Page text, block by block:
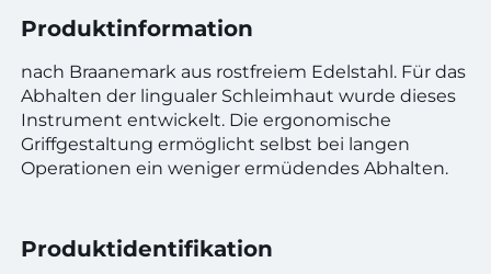
Produktinformation
nach Braanemark aus rostfreiem Edelstahl. Für das
Abhalten der lingualer Schleimhaut wurde dieses
Instrument entwickelt. Die ergonomische
Griffgestaltung ermöglicht selbst bei langen
Operationen ein weniger ermüdendes Abhalten.
Produktidentifikation